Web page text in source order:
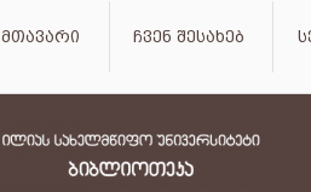
მთავარი ჩვენ შესახებ